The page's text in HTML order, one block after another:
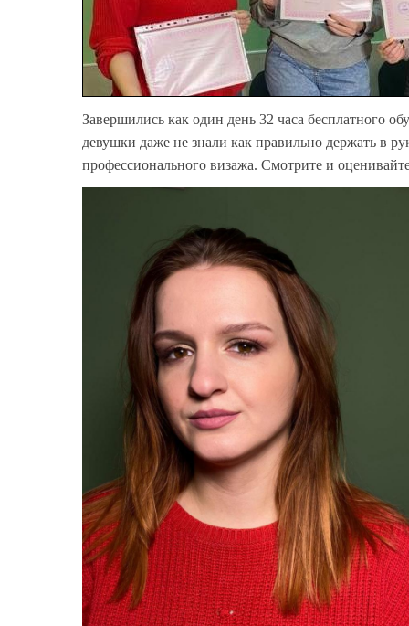
Завершились как один день 32 часа бесплатного
девушки даже не знали как правильно держать в
профессионального визажа. Смотрите и